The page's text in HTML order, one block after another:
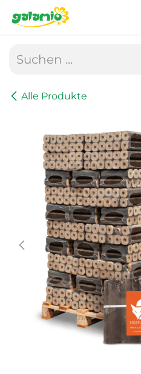
Zum Inhalt springen
Alle Produkte